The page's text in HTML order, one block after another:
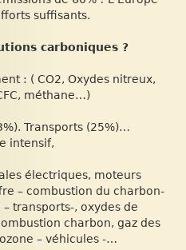
suffisants.
carboniques ?
: ( CO2, Oxydes nitreux,
méthane…)
Transports (25%)…
intensif,
électriques, moteurs
– combustion du charbon-
transports-, oxydes de
charbon, gaz des
– véhicules -…